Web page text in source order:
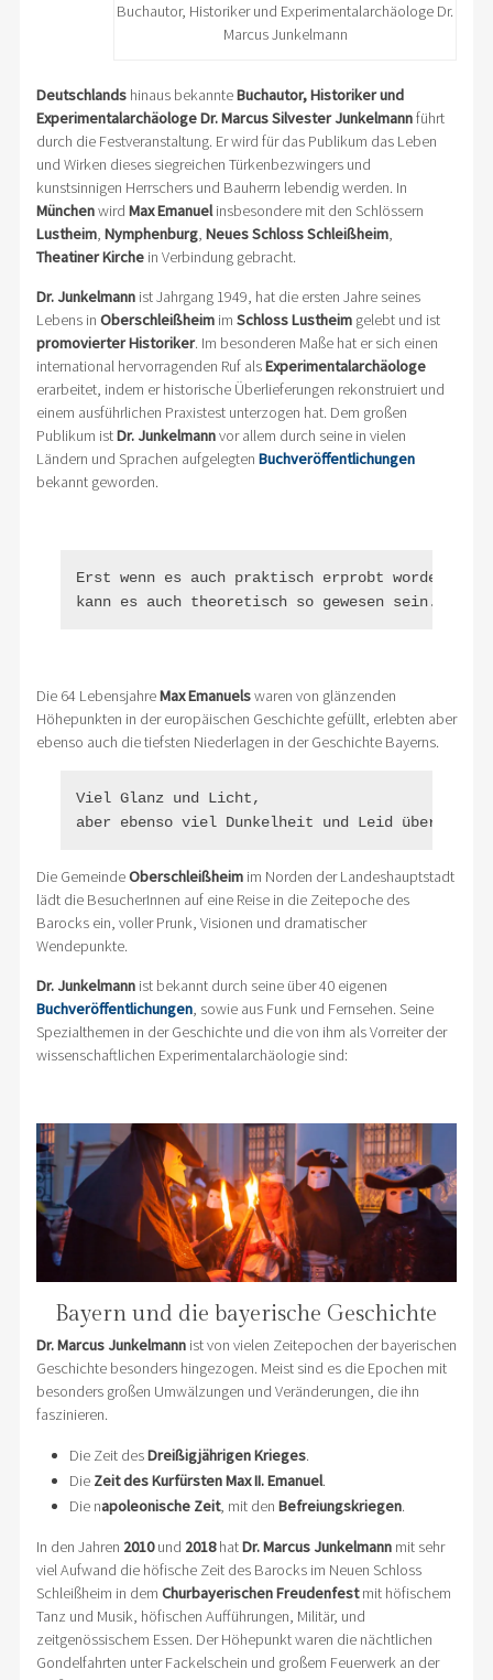
Buchautor, Historiker und Experimentalarchäologe Dr.
Marcus Junkelmann
Deutschlandshinaus bekannteBuchautor, Historiker und
Experimentalarchäologe Dr. Marcus Silvester Junkelmannführt
durch die Festveranstaltung. Er wird für das Publikum das Leben
und Wirken dieses siegreichen Türkenbezwingers und
kunstsinnigen Herrschers und Bauherrn lebendig werden. In
Münchenwird Max Emanuelinsbesondere mit den Schlössern
Lustheim, Nymphenburg, Neues Schloss Schleißheim,
Theatiner Kirchein Verbindung gebracht.
Dr. Junkelmannist Jahrgang 1949, hat die ersten Jahre seines
Lebens in Oberschleißheimim SchlossLustheimgelebt und ist
promovierter Historiker. Im besonderen Maße hat er sich einen
international hervorragenden Ruf alsExperimentalarchäologe
erarbeitet, indem er historische Überlieferungen rekonstruiert und
einem ausführlichen Praxistest unterzogen hat. Dem großen
Publikum istDr. Junkelmannvor allem durch seine in vielen
Ländern und Sprachen aufgelegten Buchveröffentlichungen
bekannt geworden.
Erst wenn es auch praktisch erprobt worden
kann es auch theoretisch so gewesen sein.
Die 64 LebensjahreMax Emanuelswaren von glänzenden
Höhepunkten in der europäischen Geschichte gefüllt, erlebten aber
ebenso auch die tiefsten Niederlagen in der Geschichte Bayerns.
Viel Glanz und Licht,
aber ebenso viel Dunkelheit und Leid über der
Die GemeindeOberschleißheimim Norden der Landeshauptstadt
lädt die BesucherInnen auf eine Reise in die Zeitepoche des
Barocks ein, voller Prunk, Visionen und dramatischer
Wendepunkte.
Dr. Junkelmannist bekannt durch seine über 40 eigenen
Buchveröffentlichungen, sowie aus Funk und Fernsehen. Seine
Spezialthemen in der Geschichte und die von ihm als Vorreiter der
wissenschaftlichen Experimentalarchäologie sind:
Bayern und die bayerische Geschichte
Dr. Marcus Junkelmannist von vielen Zeitepochen der bayerischen
Geschichte besonders hingezogen. Meist sind es die Epochen mit
besonders großen Umwälzungen und Veränderungen, die ihn
faszinieren.
Die Zeit desDreißigjährigen Krieges.
Die Zeit des Kurfürsten Max II. Emanuel.
Die napoleonische Zeit, mit den Befreiungskriegen.
In den Jahren 2010und 2018hatDr. Marcus Junkelmannmit sehr
viel Aufwand die höfische Zeit des Barocks im Neuen Schloss
Schleißheim in dem Churbayerischen Freudenfestmit höfischem
Tanz und Musik, höfischen Aufführungen, Militär, und
zeitgenössischem Essen. Der Höhepunkt waren die nächtlichen
Gondelfahrten unter Fackelschein und großem Feuerwerk an der